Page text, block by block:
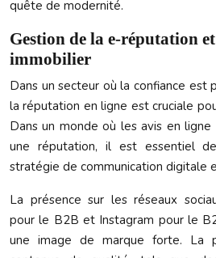
quête de modernité.
Gestion de la e-réputation
immobilier
Dans un secteur où la confiance est
la réputation en ligne est cruciale
Dans un monde où les avis en
une réputation, il est essentiel
stratégie de communication digitale
La présence sur les réseaux
pour le B2B et Instagram pour le
une image de marque forte. La